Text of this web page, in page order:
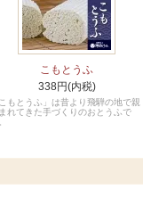
こもとうふ
338円(内税)
こもとうふ」は昔より飛騨の地で親
れてきた手づくりのおとうふで